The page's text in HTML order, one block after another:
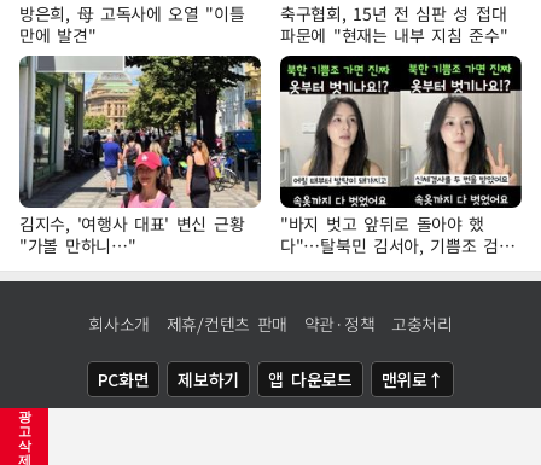
광
고
삭
제
방은희, 母 고독사에 오열 "이틀
만에 발견"
축구협회, 15년 전 심판 성 접대
파문에 "현재는 내부 지침 준수"
김지수, '여행사 대표' 변신 근황
"가볼 만하니…"
"바지 벗고 앞뒤로 돌아야 했
다"…탈북민 김서아, 기쁨조 검사
수치심 회상
회사소개 제휴/컨텐츠 판매 약관·정책 고충처리
PC화면 제보하기 앱 다운로드 맨위로↑